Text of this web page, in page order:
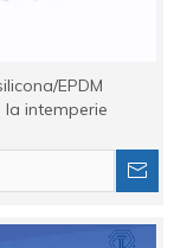
EPDM
intemperie